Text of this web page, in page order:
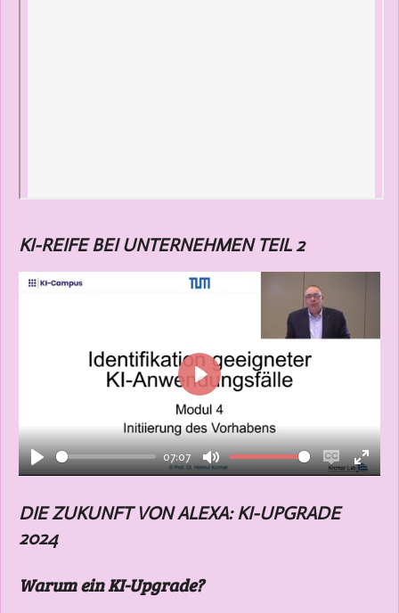
KI-REIFE BEI UNTERNEHMEN TEIL 2
P
a
y
07:07
M
t
E
a
E
P
l
a
y
DIE ZUKUNFT VON ALEXA: KI-UPGRADE
2024
Warum ein KI-Upgrade?